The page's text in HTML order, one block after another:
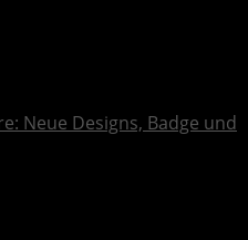
Neue Designs, Badge und